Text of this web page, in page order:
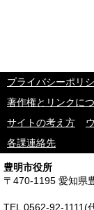
プライバシーポリ
著作権とリンクに
サイトの考え方
各課連絡先
豊明市役所
〒470-1195 愛知県
TEL 0562-92-1111(